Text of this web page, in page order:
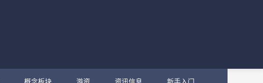
概念板块 游资 资讯信息 新手入门